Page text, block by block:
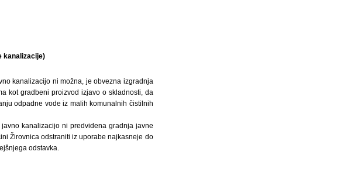
kanalizacije)
kanalizacijo ni možna, je obvezna izgradnja
kot gradbeni proizvod izjavo o skladnosti, da
odpadne vode iz malih komunalnih čistilnih
kanalizacijo ni predvidena gradnja javne
Žirovnica odstraniti iz uporabe najkasneje do
odstavka.